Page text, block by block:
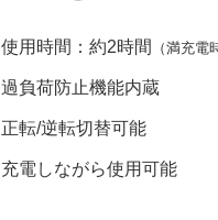
使用時間：約2時間 （満充電
過負荷防止機能内蔵
正転/逆転切替可能
充電しながら使用可能